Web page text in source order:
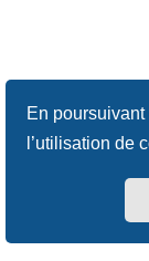
En
l’utilisation de